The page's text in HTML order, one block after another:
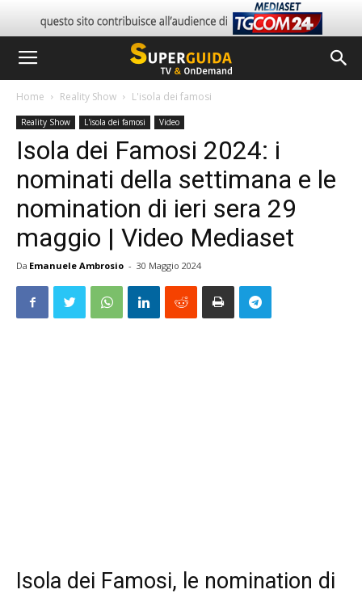
Home Reality Show L'isola dei famosi
Reality Show L'isola dei famosi Video
Isola dei Famosi 2024: i
nominati della settimana e le
nomination di ieri sera 29
maggio | Video Mediaset
Da Emanuele Ambrosio - 30 Maggio 2024
Isola dei Famosi, le nomination di